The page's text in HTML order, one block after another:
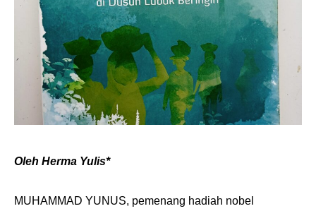
Oleh Herma Yulis*
MUHAMMAD YUNUS, pemenang hadiah nobel